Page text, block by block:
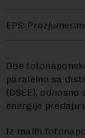
EPS:
Obe
paralelno sa
(DSEE),
energije predaju
Iz malih